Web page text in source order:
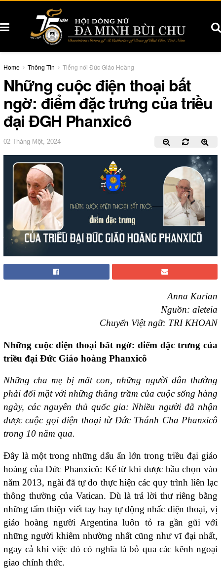
Home Thông Tin Tiếng nói Đức Giáo Hoàng
Những cuộc điện thoại bất
ngờ: điểm đặc trưng của triều
đại ĐGH Phanxicô
02 Tháng Một, 2024
Anna Kurian
Nguồn: aleteia
Chuyển Việt ngữ: TRI KHOAN
Những cuộc điện thoại bất ngờ: điểm đặc trưng của
triều đại Đức Giáo hoàng Phanxicô
Những cha mẹ bị mất con, những người dân thường
phải đối mặt với những thăng trầm của cuộc sống hàng
ngày, các nguyên thủ quốc gia: Nhiều người đã nhận
được cuộc gọi điện thoại từ Đức Thánh Cha Phanxicô
trong 10 năm qua.
Đây là một trong những dấu ấn lớn trong triều đại giáo
hoàng của Đức Phanxicô: Kể từ khi được bầu chọn vào
năm 2013, ngài đã tự do thực hiện các quy trình liên lạc
thông thường của Vatican. Dù là trả lời thư riêng bằng
những tấm thiệp viết tay hay tự động nhấc điện thoại, vị
giáo hoàng người Argentina luôn tỏ ra gần gũi với
những người khiêm nhường nhất cũng như vĩ đại nhất,
ngay cả khi việc đó có nghĩa là bỏ qua các kênh ngoại
giao chính thức.